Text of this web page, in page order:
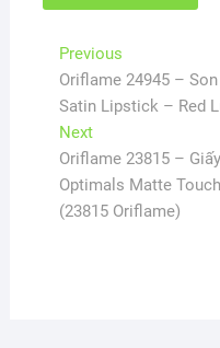
Điều
hướng
bài
viết
PreviousPrevious
post:
Oriflame 24945 –
Satin Lipstick – Red
NextNext
post:
Oriflame 23815 –
Optimals Matte
(23815 Oriflame)